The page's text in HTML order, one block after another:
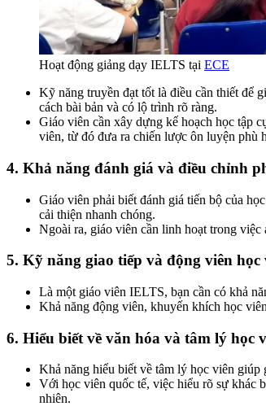
Hoạt động giảng dạy IELTS tại ECE
Kỹ năng truyền đạt tốt là điều cần thiết để
cách bài bản và có lộ trình rõ ràng.
Giáo viên cần xây dựng kế hoạch học tập
viên, từ đó đưa ra chiến lược ôn luyện phù
4. Khả năng đánh giá và điều chỉnh
Giáo viên phải biết đánh giá tiến bộ của
cải thiện nhanh chóng.
Ngoài ra, giáo viên cần linh hoạt trong
5. Kỹ năng giao tiếp và động viên học
Là một giáo viên IELTS, bạn cần có khả
Khả năng động viên, khuyến khích học
6. Hiểu biết về văn hóa và tâm lý học
Khả năng hiểu biết về tâm lý học viên giúp
Với học viên quốc tế, việc hiểu rõ sự khác
nhiên.